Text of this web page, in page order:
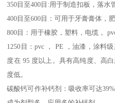
350目至400目:用于制造扣板，落水
400目至600目：可用于牙膏膏体，
800目：用于橡胶，塑料，电缆，
1250目：pvc ， PE ，油漆，涂料
度在 95 度以上。具有高纯度、高
度低。
碳酸钙可作补钙剂：吸收率可达